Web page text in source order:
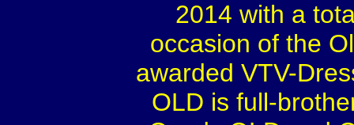
2014 with a
occasion of the
awarded VTV-
OLD is full-